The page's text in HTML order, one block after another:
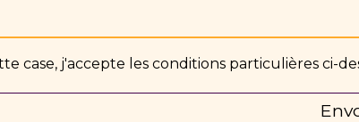
case, j'accepte les conditions particulières ci-